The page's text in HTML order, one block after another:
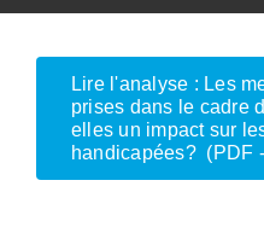
Lire l'analyse : Les
prises dans le cadre
elles un impact sur
handicapées? (PDF